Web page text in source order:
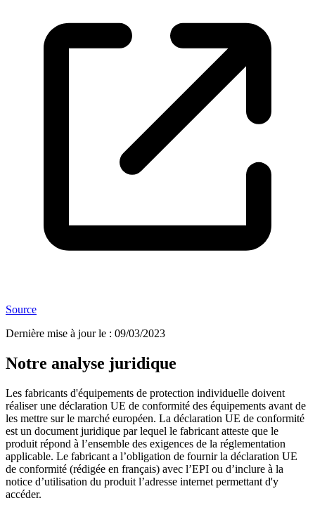
Source
Dernière mise à jour le : 09/03/2023
Notre analyse juridique
Les fabricants d'équipements de protection individuelle doivent
réaliser une déclaration UE de conformité des équipements avant de
les mettre sur le marché européen. La déclaration UE de conformité
est un document juridique par lequel le fabricant atteste que le
produit répond à l’ensemble des exigences de la réglementation
applicable. Le fabricant a l’obligation de fournir la déclaration UE
de conformité (rédigée en français) avec l’EPI ou d’inclure à la
notice d’utilisation du produit l’adresse internet permettant d'y
accéder.